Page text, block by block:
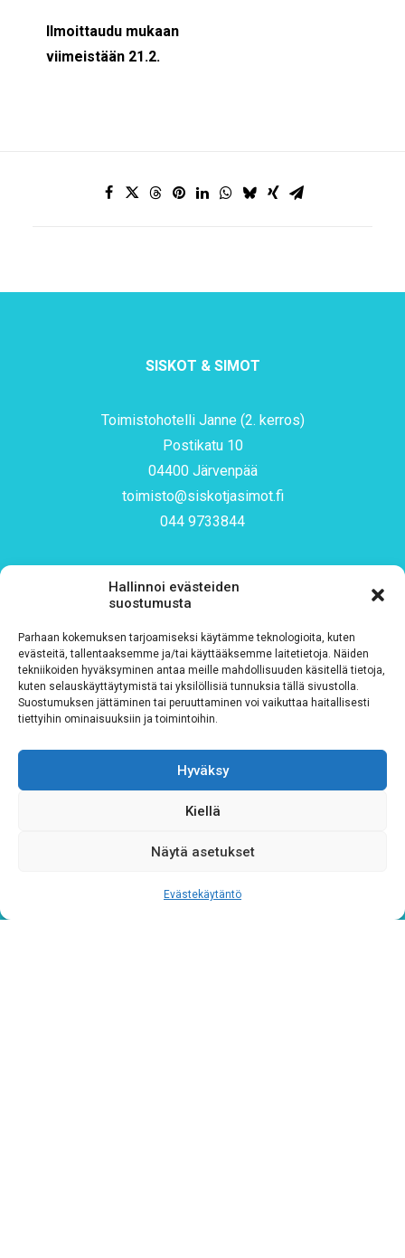
Hallinnoi evästeiden
suostumusta
Parhaan kokemuksen tarjoamiseksi käytämme teknologioita, kuten
evästeitä, tallentaaksemme ja/tai käyttääksemme laitetietoja. Näiden
tekniikoiden hyväksyminen antaa meille mahdollisuuden käsitellä tietoja,
kuten selauskäyttäytymistä tai yksilöllisiä tunnuksia tällä sivustolla.
Suostumuksen jättäminen tai peruuttaminen voi vaikuttaa haitallisesti
tiettyihin ominaisuuksiin ja toimintoihin.
Hyväksy
Kiellä
Näytä asetukset
Evästekäytäntö
Ilmoittaudu mukaan
viimeistään 21.2.
SISKOT & SIMOT
Toimistohotelli Janne (2. kerros)
Postikatu 10
04400 Järvenpää
toimisto@siskotjasimot.fi
044 9733844
Tilaa uutiskirjeemme
Sähköposti *
Tutustu rekisteriselosteeseemmetämän linkin kautta!